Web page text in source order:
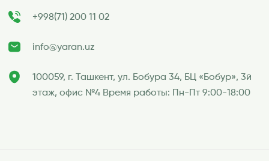
+998(71) 200 11 02
info@yaran.uz
100059, г. Ташкент, ул. Бобура 34, БЦ «Бобур», 3й
этаж, офис №4 Время работы: Пн-Пт 9:00-18:00